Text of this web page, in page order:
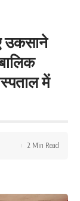
उकसाने
में
2 Min Read